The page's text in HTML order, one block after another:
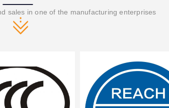
sales in one of the manufacturing enterprises